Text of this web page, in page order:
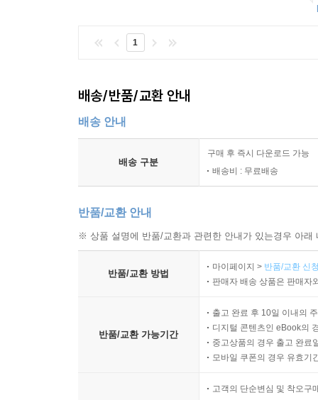
1
배송/반품/교환 안내
배송 안내
배송 구분
구매 후 즉시 다운로드 가능
배송비 : 무료배송
반품/교환 안내
※ 상품 설명에 반품/교환과 관련한 안내가 있는경우 아
반품/교환 방법
마이페이지 > 반품/교환 신
판매자 배송 상품은 판매자
반품/교환 가능기간
출고 완료 후 10일 이내의
디지털 콘텐츠인 eBook의
중고상품의 경우 출고 완료
모바일 쿠폰의 경우 유효기
고객의 단순변심 및 착오구